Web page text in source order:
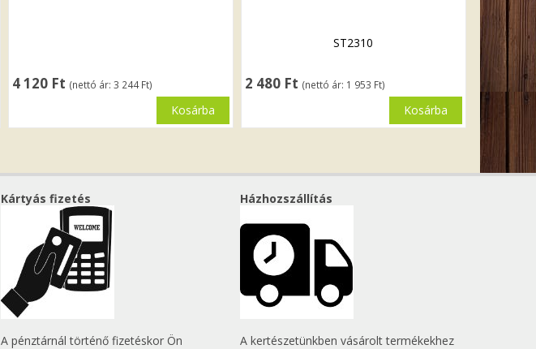
4 120 Ft (nettó ár: 3 244Ft)
Kosárba
2 480 Ft (nettó ár: 1 953 Ft)
ST2310
Kosárba
Kártyás fizetés
A pénztárnál történő fizetéskor Ön
Házhozszállítás
A kertészetünkben vásárolt termékekhez